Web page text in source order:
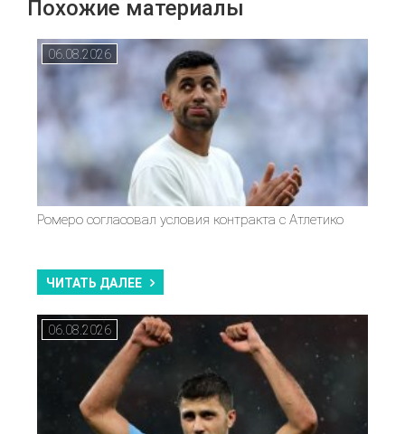
Похожие материалы
06.08.2026
Ромеро согласовал условия контракта с Атлетико
ЧИТАТЬ ДАЛЕЕ
06.08.2026